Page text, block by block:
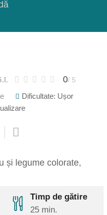
0/ 5
Dificultate: Ușor
Pinterest
Timp de gătire
25 min.